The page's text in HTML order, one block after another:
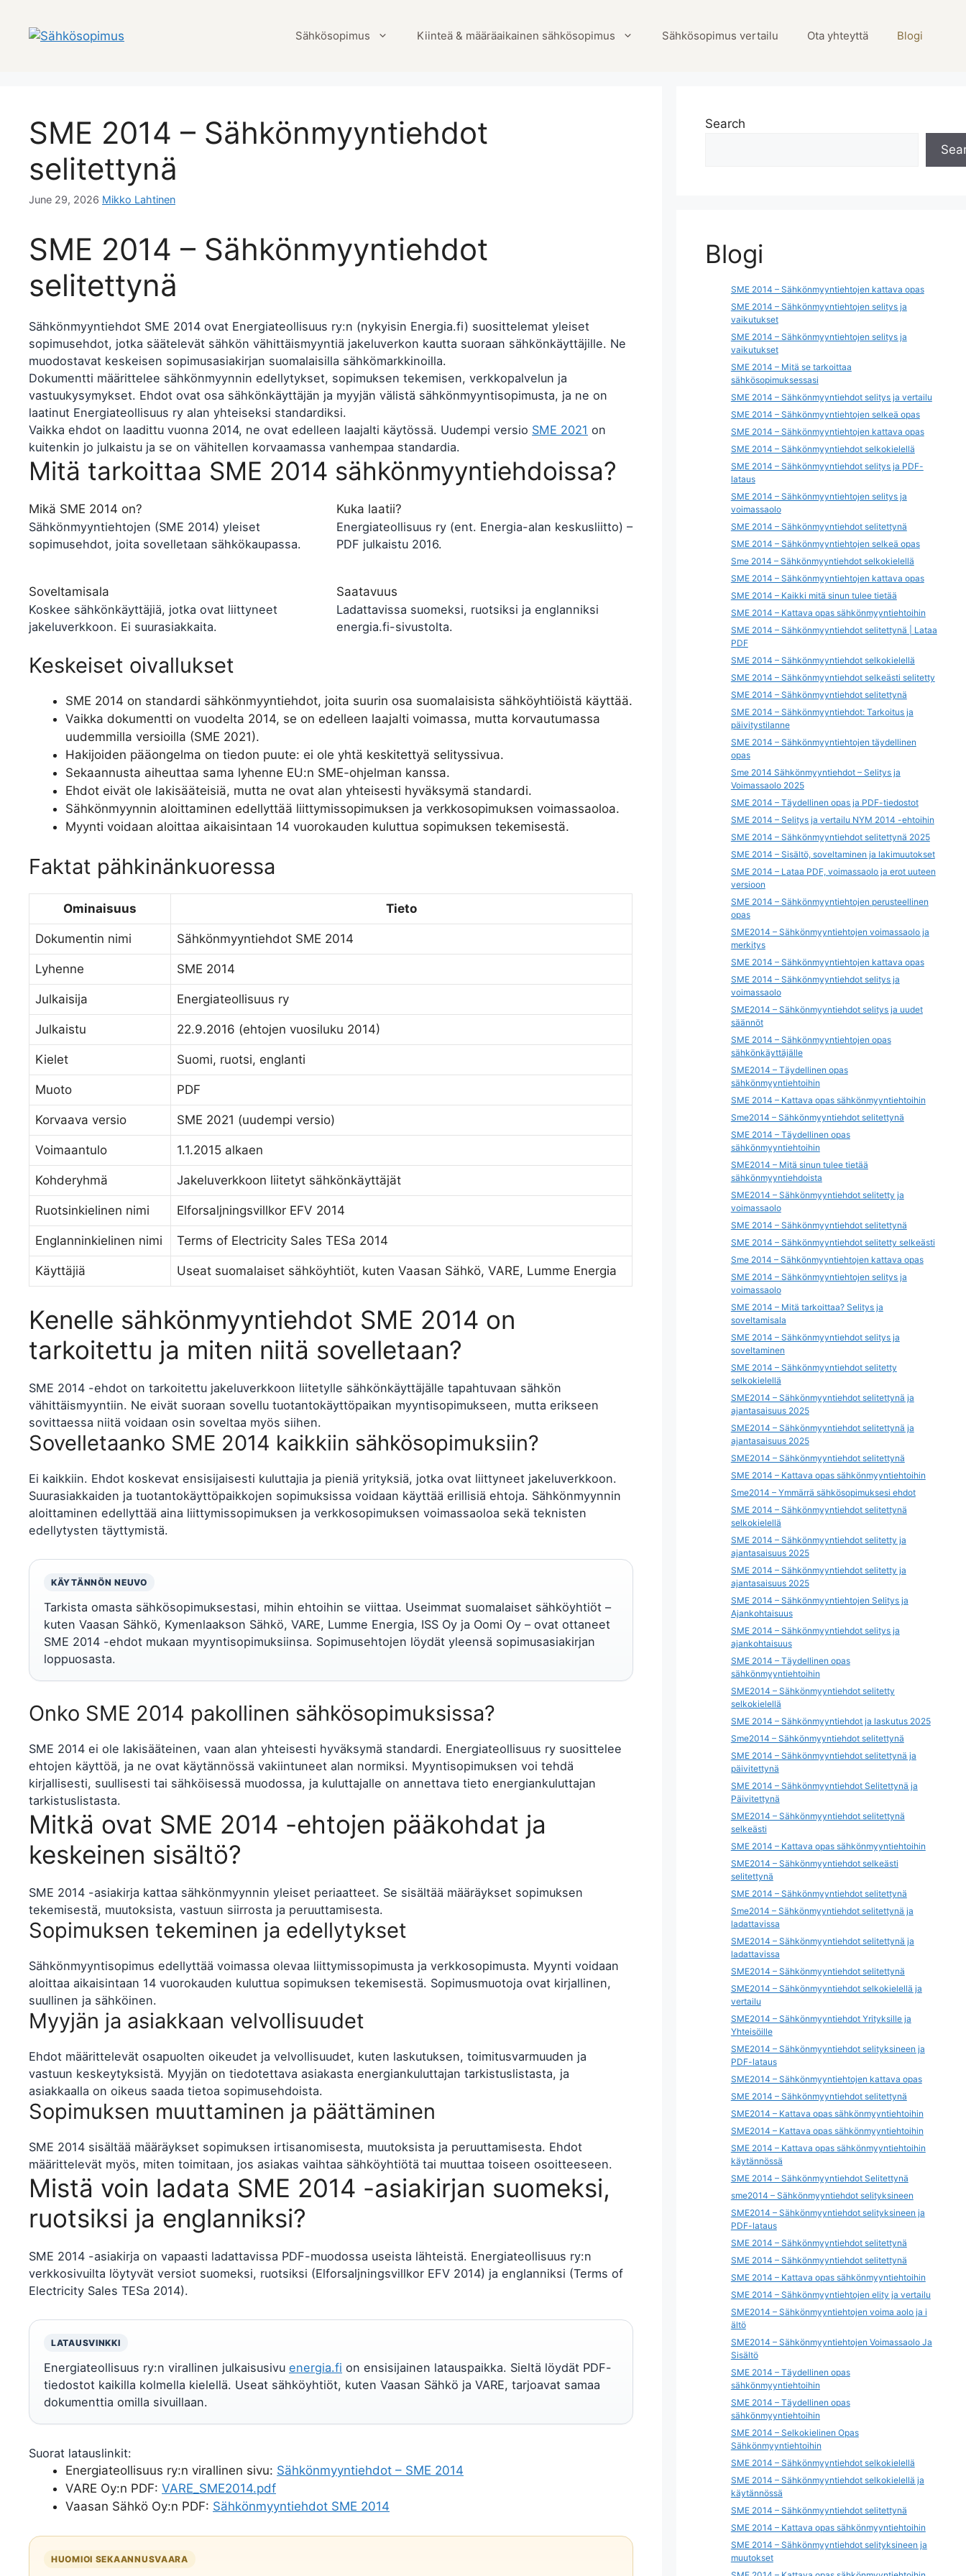
content
Sähkösopimus Kiinteä & määräaikainen sähkösopimus Sähkösopimus vertailu Ota yhteyttä Blogi
SME 2014 – Sähkönmyyntiehdot
selitettynä
June 29, 2026 Mikko Lahtinen
SME 2014 – Sähkönmyyntiehdot
selitettynä
Sähkönmyyntiehdot SME 2014 ovat Energiateollisuus ry:n (nykyisin Energia.fi) suosittelemat yleiset
sopimusehdot, jotka säätelevät sähkön vähittäismyyntiä jakeluverkon kautta suoraan sähkönkäyttäjille. Ne
muodostavat keskeisen sopimusasiakirjan suomalaisilla sähkömarkkinoilla.
Dokumentti määrittelee sähkönmyynnin edellytykset, sopimuksen tekemisen, verkkopalvelun ja
vastuukysymykset. Ehdot ovat osa sähkönkäyttäjän ja myyjän välistä sähkönmyyntisopimusta, ja ne on
laatinut Energiateollisuus ry alan yhteiseksi standardiksi.
Vaikka ehdot on laadittu vuonna 2014, ne ovat edelleen laajalti käytössä. Uudempi versio SME 2021 on
kuitenkin jo julkaistu ja se on vähitellen korvaamassa vanhempaa standardia.
Mitä tarkoittaa SME 2014 sähkönmyyntiehdoissa?
Mikä SME 2014 on?
Sähkönmyyntiehtojen (SME 2014) yleiset
sopimusehdot, joita sovelletaan sähkökaupassa.
Kuka laatii?
Energiateollisuus ry (ent. Energia-alan keskusliitto) –
PDF julkaistu 2016.
Soveltamisala
Koskee sähkönkäyttäjiä, jotka ovat liittyneet
jakeluverkkoon. Ei suurasiakkaita.
Saatavuus
Ladattavissa suomeksi, ruotsiksi ja englanniksi
energia.fi-sivustolta.
Keskeiset oivallukset
SME 2014 on standardi sähkönmyyntiehdot, joita suurin osa suomalaisista sähköyhtiöistä käyttää.
Vaikka dokumentti on vuodelta 2014, se on edelleen laajalti voimassa, mutta korvautumassa
uudemmilla versioilla (SME 2021).
Hakijoiden pääongelma on tiedon puute: ei ole yhtä keskitettyä selityssivua.
Sekaannusta aiheuttaa sama lyhenne EU:n SME-ohjelman kanssa.
Ehdot eivät ole lakisääteisiä, mutta ne ovat alan yhteisesti hyväksymä standardi.
Sähkönmyynnin aloittaminen edellyttää liittymissopimuksen ja verkkosopimuksen voimassaoloa.
Myynti voidaan aloittaa aikaisintaan 14 vuorokauden kuluttua sopimuksen tekemisestä.
Faktat pähkinänkuoressa
Ominaisuus Tieto
Dokumentin nimi Sähkönmyyntiehdot SME 2014
Lyhenne SME 2014
Julkaisija Energiateollisuus ry
Julkaistu 22.9.2016 (ehtojen vuosiluku 2014)
Kielet Suomi, ruotsi, englanti
Muoto PDF
Korvaava versio SME 2021 (uudempi versio)
Voimaantulo 1.1.2015 alkaen
Kohderyhmä Jakeluverkkoon liitetyt sähkönkäyttäjät
Ruotsinkielinen nimi Elforsaljningsvillkor EFV 2014
Englanninkielinen nimi Terms of Electricity Sales TESa 2014
Käyttäjiä Useat suomalaiset sähköyhtiöt, kuten Vaasan Sähkö, VARE, Lumme Energia
Kenelle sähkönmyyntiehdot SME 2014 on
tarkoitettu ja miten niitä sovelletaan?
SME 2014 -ehdot on tarkoitettu jakeluverkkoon liitetylle sähkönkäyttäjälle tapahtuvaan sähkön
vähittäismyyntiin. Ne eivät suoraan sovellu tuotantokäyttöpaikan myyntisopimukseen, mutta erikseen
sovittaessa niitä voidaan osin soveltaa myös siihen.
Sovelletaanko SME 2014 kaikkiin sähkösopimuksiin?
Ei kaikkiin. Ehdot koskevat ensisijaisesti kuluttajia ja pieniä yrityksiä, jotka ovat liittyneet jakeluverkkoon.
Suurasiakkaiden ja tuotantokäyttöpaikkojen sopimuksissa voidaan käyttää erillisiä ehtoja. Sähkönmyynnin
aloittaminen edellyttää aina liittymissopimuksen ja verkkosopimuksen voimassaoloa sekä teknisten
edellytysten täyttymistä.
KÄYTÄNNÖN NEUVO
Tarkista omasta sähkösopimuksestasi, mihin ehtoihin se viittaa. Useimmat suomalaiset sähköyhtiöt –
kuten Vaasan Sähkö, Kymenlaakson Sähkö, VARE, Lumme Energia, ISS Oy ja Oomi Oy – ovat ottaneet
SME 2014 -ehdot mukaan myyntisopimuksiinsa. Sopimusehtojen löydät yleensä sopimusasiakirjan
loppuosasta.
Onko SME 2014 pakollinen sähkösopimuksissa?
SME 2014 ei ole lakisääteinen, vaan alan yhteisesti hyväksymä standardi. Energiateollisuus ry suosittelee
ehtojen käyttöä, ja ne ovat käytännössä vakiintuneet alan normiksi. Myyntisopimuksen voi tehdä
kirjallisesti, suullisesti tai sähköisessä muodossa, ja kuluttajalle on annettava tieto energiankuluttajan
tarkistuslistasta.
Mitkä ovat SME 2014 -ehtojen pääkohdat ja
keskeinen sisältö?
SME 2014 -asiakirja kattaa sähkönmyynnin yleiset periaatteet. Se sisältää määräykset sopimuksen
tekemisestä, muutoksista, vastuun siirrosta ja peruuttamisesta.
Sopimuksen tekeminen ja edellytykset
Sähkönmyyntisopimus edellyttää voimassa olevaa liittymissopimusta ja verkkosopimusta. Myynti voidaan
aloittaa aikaisintaan 14 vuorokauden kuluttua sopimuksen tekemisestä. Sopimusmuotoja ovat kirjallinen,
suullinen ja sähköinen.
Myyjän ja asiakkaan velvollisuudet
Ehdot määrittelevät osapuolten oikeudet ja velvollisuudet, kuten laskutuksen, toimitusvarmuuden ja
vastuun keskeytyksistä. Myyjän on tiedotettava asiakasta energiankuluttajan tarkistuslistasta, ja
asiakkaalla on oikeus saada tietoa sopimusehdoista.
Sopimuksen muuttaminen ja päättäminen
SME 2014 sisältää määräykset sopimuksen irtisanomisesta, muutoksista ja peruuttamisesta. Ehdot
määrittelevät myös, miten toimitaan, jos asiakas vaihtaa sähköyhtiötä tai muuttaa toiseen osoitteeseen.
Mistä voin ladata SME 2014 -asiakirjan suomeksi,
ruotsiksi ja englanniksi?
SME 2014 -asiakirja on vapaasti ladattavissa PDF-muodossa useista lähteistä. Energiateollisuus ry:n
verkkosivuilta löytyvät versiot suomeksi, ruotsiksi (Elforsaljningsvillkor EFV 2014) ja englanniksi (Terms of
Electricity Sales TESa 2014).
LATAUSVINKKI
Energiateollisuus ry:n virallinen julkaisusivu energia.fi on ensisijainen latauspaikka. Sieltä löydät PDF-
tiedostot kaikilla kolmella kielellä. Useat sähköyhtiöt, kuten Vaasan Sähkö ja VARE, tarjoavat samaa
dokumenttia omilla sivuillaan.
Suorat latauslinkit:
Energiateollisuus ry:n virallinen sivu: Sähkönmyyntiehdot – SME 2014
VARE Oy:n PDF: VARE_SME2014.pdf
Vaasan Sähkö Oy:n PDF: Sähkönmyyntiehdot SME 2014
HUOMIOI SEKAANNUSVAARA
Search
Blogi
SME 2014 – Sähkönmyyntiehtojen kattava opas
SME 2014 – Sähkönmyyntiehtojen selitys ja
vaikutukset
SME 2014 – Sähkönmyyntiehtojen selitys ja
vaikutukset
SME 2014 – Mitä se tarkoittaa
sähkösopimuksessasi
SME 2014 – Sähkönmyyntiehdot selitys ja vertailu
SME 2014 – Sähkönmyyntiehtojen selkeä opas
SME 2014 – Sähkönmyyntiehtojen kattava opas
SME 2014 – Sähkönmyyntiehdot selkokielellä
SME 2014 – Sähkönmyyntiehdot selitys ja PDF-
lataus
SME 2014 – Sähkönmyyntiehtojen selitys ja
voimassaolo
SME 2014 – Sähkönmyyntiehdot selitettynä
SME 2014 – Sähkönmyyntiehtojen selkeä opas
Sme 2014 – Sähkönmyyntiehdot selkokielellä
SME 2014 – Sähkönmyyntiehtojen kattava opas
SME 2014 – Kaikki mitä sinun tulee tietää
SME 2014 – Kattava opas sähkönmyyntiehtoihin
SME 2014 – Sähkönmyyntiehdot selitettynä | Lataa
PDF
SME 2014 – Sähkönmyyntiehdot selkokielellä
SME 2014 – Sähkönmyyntiehdot selkeästi selitetty
SME 2014 – Sähkönmyyntiehdot selitettynä
SME 2014 – Sähkönmyyntiehdot: Tarkoitus ja
päivitystilanne
SME 2014 – Sähkönmyyntiehtojen täydellinen
opas
Sme 2014 Sähkönmyyntiehdot – Selitys ja
Voimassaolo 2025
SME 2014 – Täydellinen opas ja PDF-tiedostot
SME 2014 – Selitys ja vertailu NYM 2014 -ehtoihin
SME 2014 – Sähkönmyyntiehdot selitettynä 2025
SME 2014 – Sisältö, soveltaminen ja lakimuutokset
SME 2014 – Lataa PDF, voimassaolo ja erot uuteen
versioon
SME 2014 – Sähkönmyyntiehtojen perusteellinen
opas
SME2014 – Sähkönmyyntiehtojen voimassaolo ja
merkitys
SME 2014 – Sähkönmyyntiehtojen kattava opas
SME 2014 – Sähkönmyyntiehdot selitys ja
voimassaolo
SME2014 – Sähkönmyyntiehdot selitys ja uudet
säännöt
SME 2014 – Sähkönmyyntiehtojen opas
sähkönkäyttäjälle
SME2014 – Täydellinen opas
sähkönmyyntiehtoihin
SME 2014 – Kattava opas sähkönmyyntiehtoihin
Sme2014 – Sähkönmyyntiehdot selitettynä
SME 2014 – Täydellinen opas
sähkönmyyntiehtoihin
SME2014 – Mitä sinun tulee tietää
sähkönmyyntiehdoista
SME2014 – Sähkönmyyntiehdot selitetty ja
voimassaolo
SME 2014 – Sähkönmyyntiehdot selitettynä
SME 2014 – Sähkönmyyntiehdot selitetty selkeästi
Sme 2014 – Sähkönmyyntiehtojen kattava opas
SME 2014 – Sähkönmyyntiehtojen selitys ja
voimassaolo
SME 2014 – Mitä tarkoittaa? Selitys ja
soveltamisala
SME 2014 – Sähkönmyyntiehdot selitys ja
soveltaminen
SME 2014 – Sähkönmyyntiehdot selitetty
selkokielellä
SME2014 – Sähkönmyyntiehdot selitettynä ja
ajantasaisuus 2025
SME2014 – Sähkönmyyntiehdot selitettynä ja
ajantasaisuus 2025
SME2014 – Sähkönmyyntiehdot selitettynä
SME 2014 – Kattava opas sähkönmyyntiehtoihin
Sme2014 – Ymmärrä sähkösopimuksesi ehdot
SME 2014 – Sähkönmyyntiehdot selitettynä
selkokielellä
SME 2014 – Sähkönmyyntiehdot selitetty ja
ajantasaisuus 2025
SME 2014 – Sähkönmyyntiehdot selitetty ja
ajantasaisuus 2025
SME 2014 – Sähkönmyyntiehtojen Selitys ja
Ajankohtaisuus
SME 2014 – Sähkönmyyntiehdot selitys ja
ajankohtaisuus
SME 2014 – Täydellinen opas
sähkönmyyntiehtoihin
SME2014 – Sähkönmyyntiehdot selitetty
selkokielellä
SME 2014 – Sähkönmyyntiehdot ja laskutus 2025
Sme2014 – Sähkönmyyntiehdot selitettynä
SME 2014 – Sähkönmyyntiehdot selitettynä ja
päivitettynä
SME 2014 – Sähkönmyyntiehdot Selitettynä ja
Päivitettynä
SME2014 – Sähkönmyyntiehdot selitettynä
selkeästi
SME 2014 – Kattava opas sähkönmyyntiehtoihin
SME2014 – Sähkönmyyntiehdot selkeästi
selitettynä
SME 2014 – Sähkönmyyntiehdot selitettynä
Sme2014 – Sähkönmyyntiehdot selitettynä ja
ladattavissa
SME2014 – Sähkönmyyntiehdot selitettynä ja
ladattavissa
SME2014 – Sähkönmyyntiehdot selitettynä
SME2014 – Sähkönmyyntiehdot selkokielellä ja
vertailu
SME2014 – Sähkönmyyntiehdot Yrityksille ja
Yhteisöille
SME2014 – Sähkönmyyntiehdot selityksineen ja
PDF-lataus
SME2014 – Sähkönmyyntiehtojen kattava opas
SME 2014 – Sähkönmyyntiehdot selitettynä
SME2014 – Kattava opas sähkönmyyntiehtoihin
SME2014 – Kattava opas sähkönmyyntiehtoihin
SME 2014 – Kattava opas sähkönmyyntiehtoihin
käytännössä
SME 2014 – Sähkönmyyntiehdot Selitettynä
sme2014 – Sähkönmyyntiehdot selityksineen
SME2014 – Sähkönmyyntiehdot selityksineen ja
PDF-lataus
SME 2014 – Sähkönmyyntiehdot selitettynä
SME 2014 – Sähkönmyyntiehdot selitettynä
SME 2014 – Kattava opas sähkönmyyntiehtoihin
SME 2014 – Sähkönmyyntiehtojen elity ja vertailu
SME2014 – Sähkönmyyntiehtojen voima aolo ja i
ältö
SME2014 – Sähkönmyyntiehtojen Voimassaolo Ja
Sisältö
SME 2014 – Täydellinen opas
sähkönmyyntiehtoihin
SME 2014 – Täydellinen opas
sähkönmyyntiehtoihin
SME 2014 – Selkokielinen Opas
Sähkönmyyntiehtoihin
SME 2014 – Sähkönmyyntiehdot selkokielellä
SME 2014 – Sähkönmyyntiehdot selkokielellä ja
käytännössä
SME 2014 – Sähkönmyyntiehdot selitettynä
SME 2014 – Kattava opas sähkönmyyntiehtoihin
SME 2014 – Sähkönmyyntiehdot selityksineen ja
muutokset